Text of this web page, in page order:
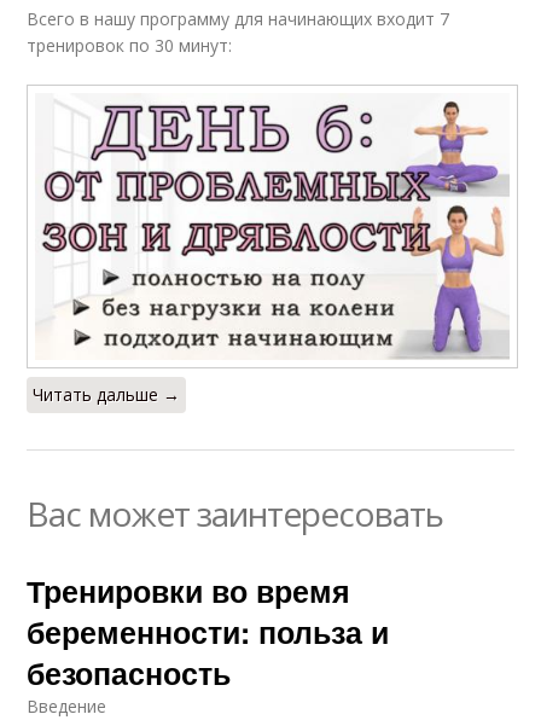
Всего в нашу программу для начинающих входит 7
тренировок по 30 минут:
Читать дальше →
Вас может заинтересовать
Тренировки во время
беременности: польза и
безопасность
Введение